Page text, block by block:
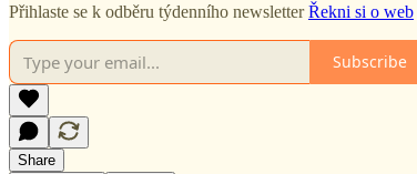
Přihlaste se k odběru týdenního newsletterŘekni si o web
Subscribe
Share